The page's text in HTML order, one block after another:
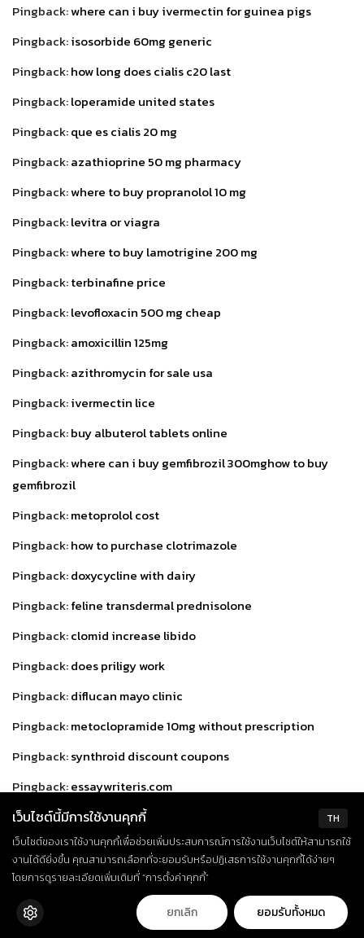
Pingback:where can i buy ivermectin for guinea pigs
Pingback:isosorbide 60mg generic
Pingback:how long does cialis c20 last
Pingback:loperamide united states
Pingback:que es cialis 20 mg
Pingback:azathioprine 50 mg pharmacy
Pingback:where to buy propranolol 10 mg
Pingback:levitra or viagra
Pingback:where to buy lamotrigine 200 mg
Pingback:terbinafine price
Pingback:levofloxacin 500 mg cheap
Pingback:amoxicillin 125mg
Pingback:azithromycin for sale usa
Pingback:ivermectin lice
Pingback:buy albuterol tablets online
Pingback:where can i buy gemfibrozil 300mghow to buy
gemfibrozil
Pingback:metoprolol cost
Pingback:how to purchase clotrimazole
Pingback:doxycycline with dairy
Pingback:feline transdermal prednisolone
Pingback:clomid increase libido
Pingback:does priligy work
Pingback:diflucan mayo clinic
Pingback:metoclopramide 10mg without prescription
Pingback:synthroid discount coupons
Pingback:essaywriteris.com
Pingback:best online essay writer
Pingback:best propecia prices
Pingback:viagra cialis sample pack
Pingback:
neurontin hair loss
TH
เว็บไซต์นี้มีการใช้งานคุกกี้
เว็บไซต์ของเราใช้งานคุกกี้เพื่อช่วยเพิ่มประสบการณ์การใช้งานเว็บไซต์ให้สามารถใช้
งานได้ดียิ่งขึ้น คุณสามารถเลือกที่จะยอมรับหรือปฏิเสธการใช้งานคุกกี้ได้ง่ายๆ
โดยการดูรายละเอียดเพิ่มเติมที่ “การตั้งค่าคุกกี้”
ยกเลิก ยอมรับทั้งหมด